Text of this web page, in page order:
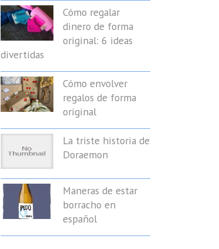
Cómo regalar
dinero de forma
original: 6 ideas
divertidas
Cómo envolver
regalos de forma
original
La triste historia de
Doraemon
Maneras de estar
borracho en
español